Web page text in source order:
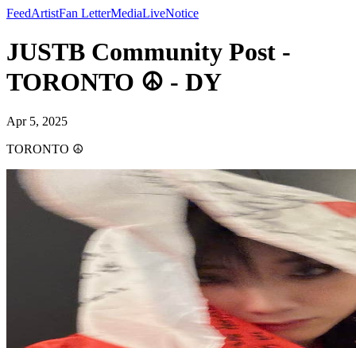
FeedArtistFan LetterMediaLiveNotice
JUSTB Community Post -
TORONTO ☮️ - DY
Apr 5, 2025
TORONTO ☮️